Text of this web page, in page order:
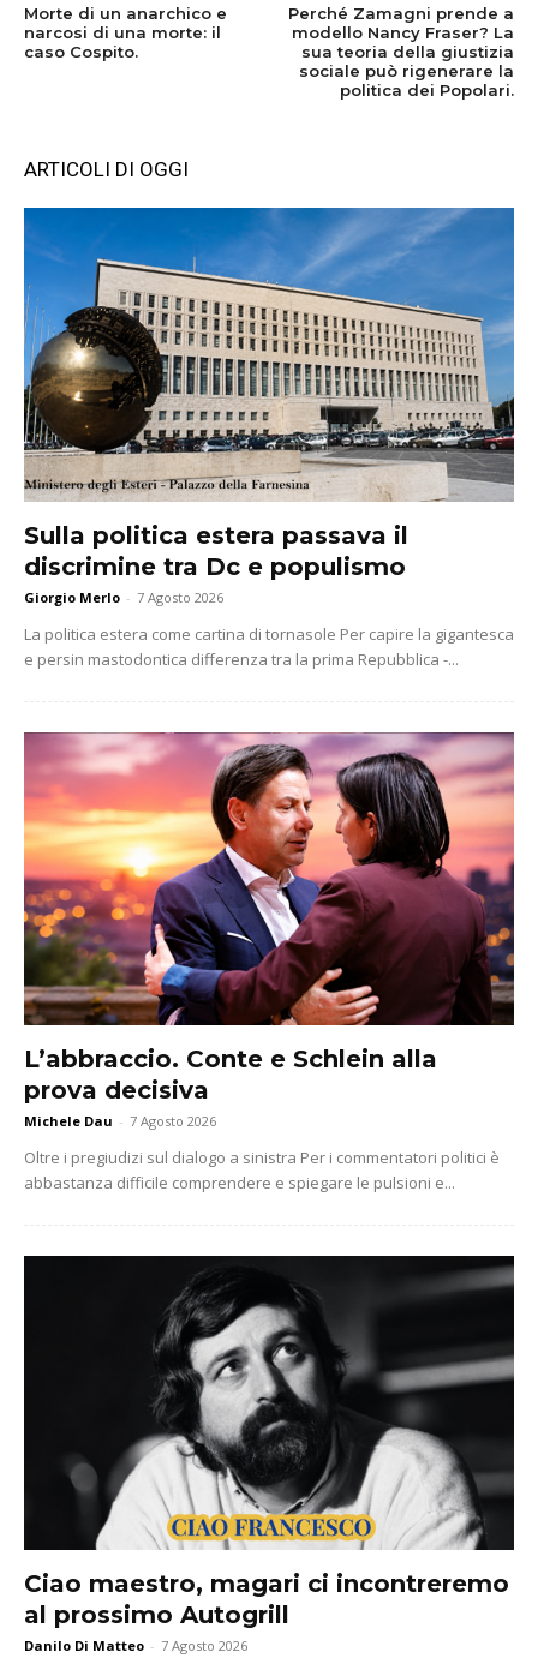
Morte di un anarchico e
narcosi di una morte: il
caso Cospito.
Perché Zamagni prende a
modello Nancy Fraser? La
sua teoria della giustizia
sociale può rigenerare la
politica dei Popolari.
ARTICOLI DI OGGI
Sulla politica estera passava il
discrimine tra Dc e populismo
Giorgio Merlo - 7 Agosto 2026
La politica estera come cartina di tornasole Per capire la gigantesca
e persin mastodontica differenza tra la prima Repubblica -...
L’abbraccio. Conte e Schlein alla
prova decisiva
Michele Dau - 7 Agosto 2026
Oltre i pregiudizi sul dialogo a sinistra Per i commentatori politici è
abbastanza difficile comprendere e spiegare le pulsioni e...
Ciao maestro, magari ci incontreremo
al prossimo Autogrill
Danilo Di Matteo - 7 Agosto 2026